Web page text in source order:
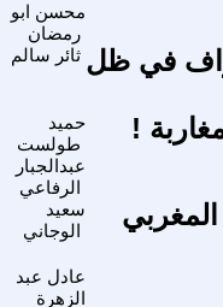
محسن ابو
رمضان
ثائر سالم في ظل
حميد
طولست
!
عبدالجبار
الرفاعي
سعيد
الوجاني
عادل عبد
الزهرة